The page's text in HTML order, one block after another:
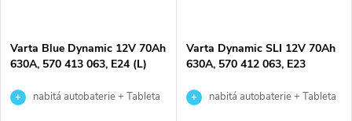
Varta Blue Dynamic 12V 70Ah
630A, 570 413 063, E24 (L)
nabitá autobaterie + Tableta
Varta Dynamic SLI 12V 70Ah
630A, 570 412 063, E23
nabitá autobaterie + Tableta